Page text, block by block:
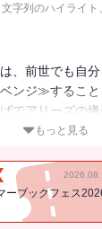
字列のハイライ
、前世でも自
ンジ≫すること
でアリーズの
からついに告
！！
もっと見る
ーブックフェス